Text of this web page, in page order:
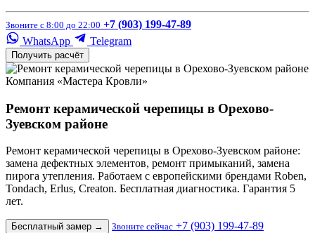
Звоните с 8:00 до 22:00 +7 (903) 199-47-89
WhatsApp
Telegram
Получить расчёт
Компания «Мастера Кровли»
Ремонт керамической черепицы в Орехово-
Зуевском районе
Ремонт керамической черепицы в Орехово-Зуевском районе:
замена дефектных элементов, ремонт примыканий, замена
пирога утепления. Работаем с европейскими брендами Roben,
Tondach, Erlus, Creaton. Бесплатная диагностика. Гарантия 5
лет.
Бесплатный замер → Звоните сейчас +7 (903) 199-47-89